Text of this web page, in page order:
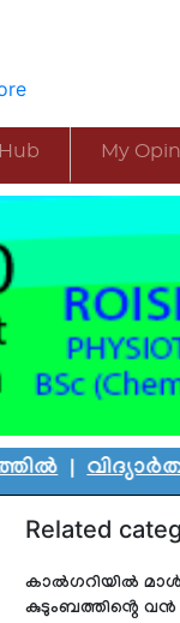
My
Related
കാൽഗറിയിൽ മാൾ
കുടുംബത്തിൻ്റെ